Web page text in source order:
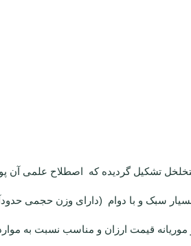
تشکیل گردیده که اصطلاح علمی آن
مقاوم است) عایق صوتی ضد حشرات و موریانه قیمت ارزان و مناسب نسبت